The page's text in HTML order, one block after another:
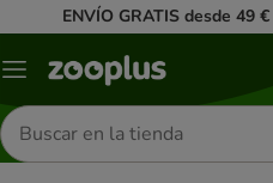
ENVÍO GRATIS desde 49
Menú
Buscar
productos